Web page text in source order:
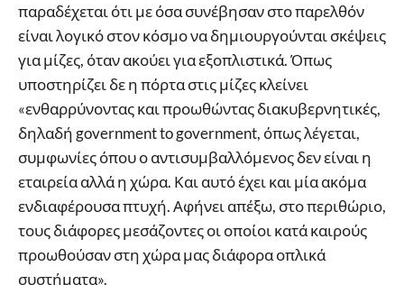
παραδέχεται ότι με όσα συνέβησαν στο παρελθόν
είναι λογικό στον κόσμο να δημιουργούνται σκέψεις
για μίζες, όταν ακούει για εξοπλιστικά. Όπως
υποστηρίζει δε η πόρτα στις μίζες κλείνει
«ενθαρρύνοντας και προωθώντας διακυβερνητικές,
δηλαδή government to government, όπως λέγεται,
συμφωνίες όπου ο αντισυμβαλλόμενος δεν είναι η
εταιρεία αλλά η χώρα. Και αυτό έχει και μία ακόμα
ενδιαφέρουσα πτυχή. Αφήνει απέξω, στο περιθώριο,
τους διάφορες μεσάζοντες οι οποίοι κατά καιρούς
προωθούσαν στη χώρα μας διάφορα οπλικά
συστήματα».